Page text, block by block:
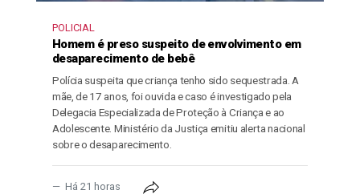
POLICIAL
Homem é preso suspeito de envolvimento em
desaparecimento de bebê
Polícia suspeita que criança tenho sido sequestrada. A
mãe, de 17 anos, foi ouvida e caso é investigado pela
Delegacia Especializada de Proteção à Criança e ao
Adolescente. Ministério da Justiça emitiu alerta nacional
sobre o desaparecimento.
Há 21 horas